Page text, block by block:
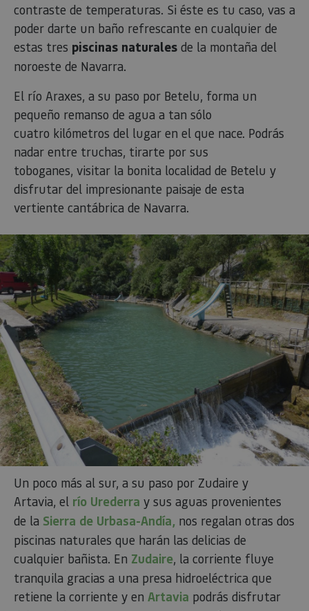
contraste de temperaturas. Si éste es tu caso, vas a
poder darte un baño refrescante en cualquier de
estas tres piscinas naturales de la montaña del
noroeste de Navarra.
El río Araxes, a su paso por Betelu, forma un
pequeño remanso de agua a tan sólo
cuatro kilómetros del lugar en el que nace. Podrás
nadar entre truchas, tirarte por sus
toboganes, visitar la bonita localidad de Betelu y
disfrutar del impresionante paisaje de esta
vertiente cantábrica de Navarra.
Un poco más al sur, a su paso por Zudaire y
Artavia, el río Urederra y sus aguas provenientes
de la Sierra de Urbasa-Andía, nos regalan otras dos
piscinas naturales que harán las delicias de
cualquier bañista. En Zudaire, la corriente fluye
tranquila gracias a una presa hidroeléctrica que
retiene la corriente y en Artavia podrás disfrutar